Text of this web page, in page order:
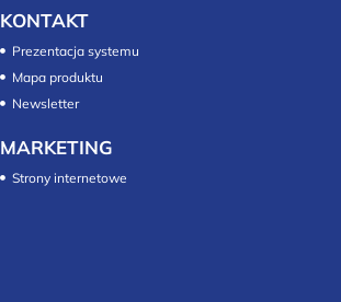
KONTAKT
Prezentacja systemu
Mapa produktu
Newsletter
MARKETING
Strony internetowe